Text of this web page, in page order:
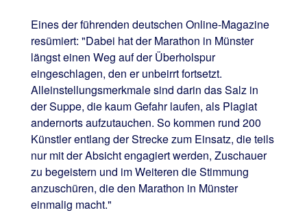
Eines der führenden deutschen Online-Magazine
resümiert: "Dabei hat der Marathon in Münster
längst einen Weg auf der Überholspur
eingeschlagen, den er unbeirrt fortsetzt.
Alleinstellungsmerkmale sind darin das Salz in
der Suppe, die kaum Gefahr laufen, als Plagiat
andernorts aufzutauchen. So kommen rund 200
Künstler entlang der Strecke zum Einsatz, die teils
nur mit der Absicht engagiert werden, Zuschauer
zu begeistern und im Weiteren die Stimmung
anzuschüren, die den Marathon in Münster
einmalig macht."